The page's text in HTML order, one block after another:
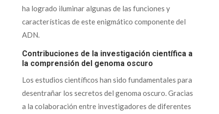
ha logrado iluminar algunas de las funciones y
características de este enigmático componente del
ADN.
Contribuciones de la investigación científica a
la comprensión del genoma oscuro
Los estudios científicos han sido fundamentales para
desentrañar los secretos del genoma oscuro. Gracias
a la colaboración entre investigadores de diferentes